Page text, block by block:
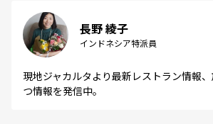
長野 綾子
インドネシア特派員
現地ジャカルタより最新レストラン情報
つ情報を発信中。